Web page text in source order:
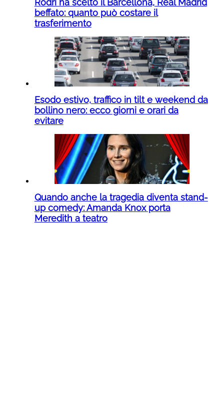
Rodri ha scelto il Barcellona, Real Madrid
beffato: quanto può costare il
trasferimento
Esodo estivo, traffico in tilt e weekend da
bollino nero: ecco giorni e orari da
evitare
Quando anche la tragedia diventa stand-
up comedy: Amanda Knox porta
Meredith a teatro